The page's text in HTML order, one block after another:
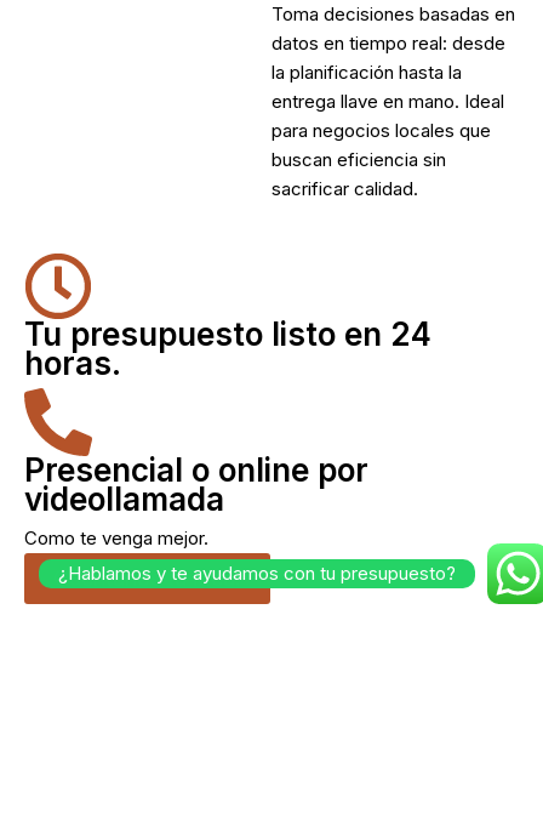
Toma decisiones basadas en
datos en tiempo real: desde
la planificación hasta la
entrega llave en mano. Ideal
para negocios locales que
buscan eficiencia sin
sacrificar calidad.
Tu presupuesto listo en 24
horas.
Presencial o online por
videollamada
Como te venga mejor.
Cuéntanos tu idea.
¿Hablamos y te ayudamos con tu presupuesto?